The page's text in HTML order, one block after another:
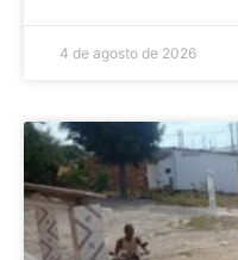
4 de agosto de 2026